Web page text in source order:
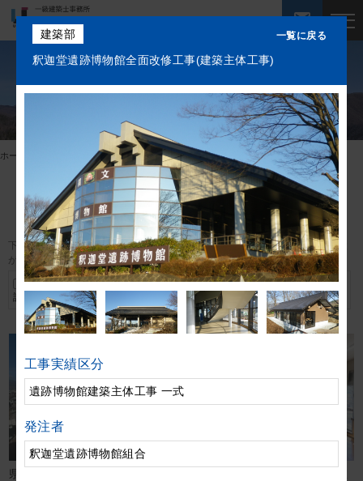
mail
私達の強み
業務案内
施工実績
社員紹介
採用・求人
暮らす人、訪れる人の笑顔が輝く場所
ホーム 建築部施工実績
建築部施工実績
下記のカテゴリーにチェックを入れると、該当する実績のみを表示すること
が出来ます。
教育・医療・福祉施
設
公共施設 事務所・商業施設等
県営住宅東山梨ぬくもり団地A
建築部
釈迦堂遺跡博物館全面改修工事(建築主体工事)
一覧に戻る
工事実績区分
遺跡博物館建築主体工事 一式
発注者
釈迦堂遺跡博物館組合